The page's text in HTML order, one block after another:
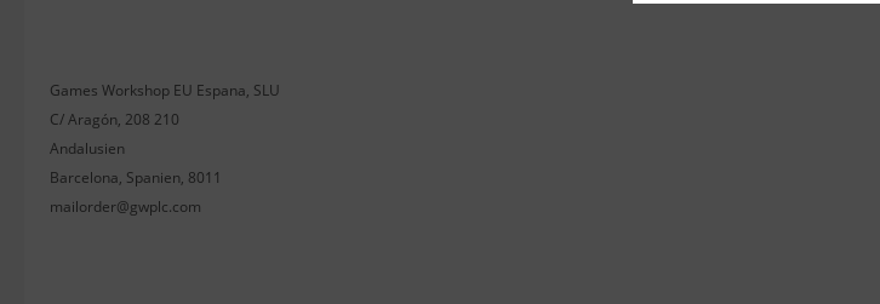
Games Workshop EU Espana, SLU
C/ Aragón, 208 210
Andalusien
Barcelona, Spanien, 8011
mailorder@gwplc.com